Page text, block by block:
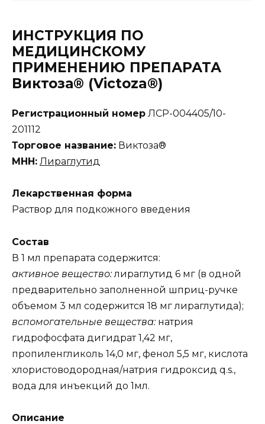
ИНСТРУКЦИЯ ПО
МЕДИЦИНСКОМУ
ПРИМЕНЕНИЮ ПРЕПАРАТА
Виктоза® (Victoza®)
Регистрационный номер ЛСР-004405/10-
201112
Торговое название: Виктоза®
МНН: Лираглутид
Лекарственная форма
Раствор для подкожного введения
Состав
В 1 мл препарата содержится:
активное вещество:лираглутид 6 мг (в одной
предварительно заполненной шприц-ручке
объемом 3 мл содержится 18 мг лираглутида);
вспомогательные вещества:натрия
гидрофосфата дигидрат 1,42 мг,
пропиленгликоль 14,0 мг, фенол 5,5 мг, кислота
хлористоводородная/натрия гидроксид q.s.,
вода для инъекций до 1мл.
Описание